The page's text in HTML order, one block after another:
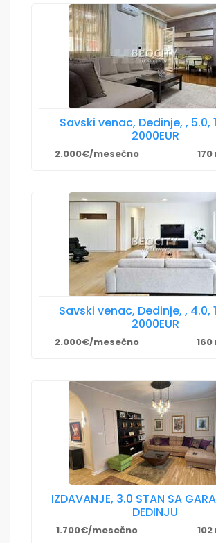
Savski venac, Dedinje, , 5.0,
2000EUR
2.000€/mesečno 170
Savski venac, Dedinje, , 4.0,
2000EUR
2.000€/mesečno 160
IZDAVANJE, 3.0 STAN SA
DEDINJU
1.700€/mesečno 102